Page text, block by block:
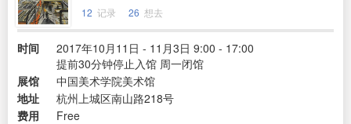
12 记录 26 想去
时间
2017年10月11日 - 11月3日 9:00 - 17:00
提前30分钟停止入馆 周一闭馆
展馆
中国美术学院美术馆
地址
杭州上城区南山路218号
费用
Free